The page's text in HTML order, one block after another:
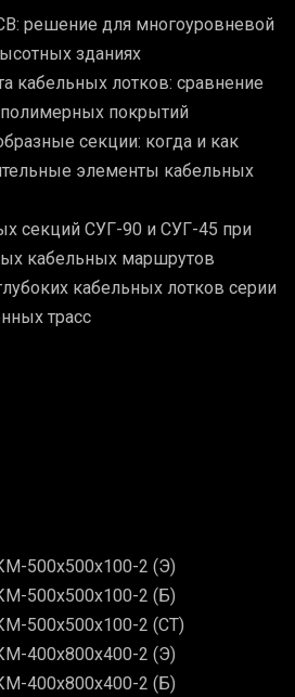
решение для многоуровневой
зданиях
кабельных лотков: сравнение
покрытий
секции: когда и как
элементы кабельных
секций СУГ-90 и СУГ-45 при
кабельных маршрутов
кабельных лотков серии
трасс
500х500х100-2 (Э)
500х500х100-2 (Б)
500х500х100-2 (СТ)
400х800х400-2 (Э)
400х800х400-2 (Б)